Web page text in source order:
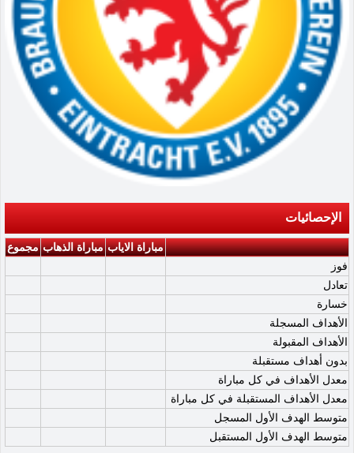
الإحصائيات
مباراة الاياب مباراة الذهاب مجموع
فوز
تعادل
خسارة
الأهداف المسجلة
الأهداف المقبولة
بدون أهداف مستقبلة
معدل الأهداف في كل مباراة
معدل الأهداف المستقبلة في كل مباراة
متوسط الهدف الأول المسجل
متوسط الهدف الأول المستقبل